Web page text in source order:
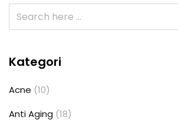
Kategori
Acne (10)
Anti Aging (18)